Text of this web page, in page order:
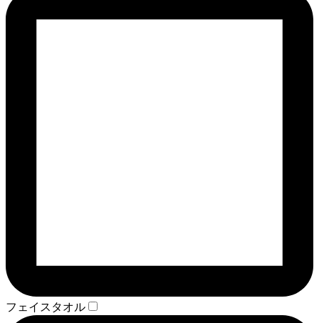
フェイスタオル